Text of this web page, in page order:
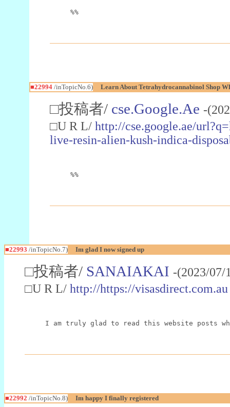
%%
■22994/inTopicNo.6) Learn About Tetrahydrocannabinol Shop
□投稿者/ cse.Google.Ae -
□U R L/ http://cse.google.ae/
live-resin-alien-kush-indica-
%%
■22993 /inTopicNo.7) Im glad I now signed up
□投稿者/ SANAIAKAI -(2023/
□U R L/ http://https://visasdirect.com.au
I am truly glad to read this website posts
■22992 /inTopicNo.8) Im happy I finally registered